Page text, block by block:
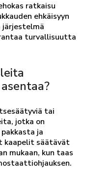
ratkaisu
ehkäisyyn
turvallisuutta
tai
jotka on
ja
kaapelit säätävät
mukaan, kun taas